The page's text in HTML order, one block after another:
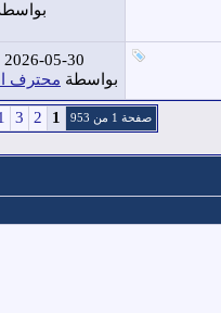
2026-05-30
بواسطة محترف
صفحة 1 من 953 1
2
3